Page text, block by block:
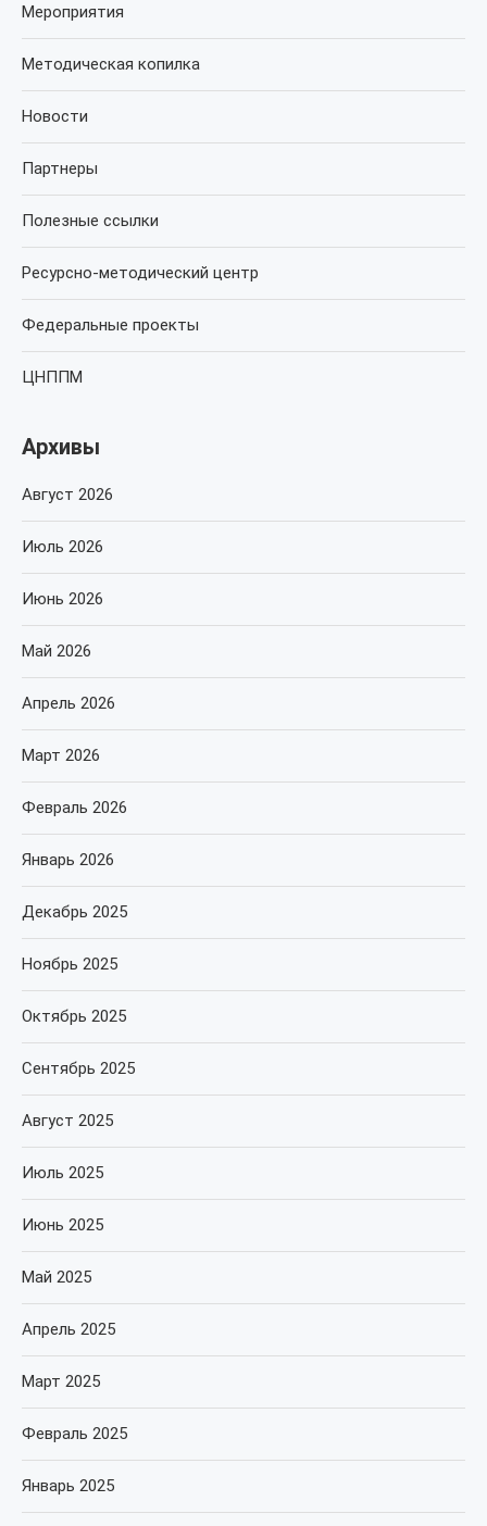
Мероприятия
Методическая копилка
Новости
Партнеры
Полезные ссылки
Ресурсно-методический центр
Федеральные проекты
ЦНППМ
Архивы
Август 2026
Июль 2026
Июнь 2026
Май 2026
Апрель 2026
Март 2026
Февраль 2026
Январь 2026
Декабрь 2025
Ноябрь 2025
Октябрь 2025
Сентябрь 2025
Август 2025
Июль 2025
Июнь 2025
Май 2025
Апрель 2025
Март 2025
Февраль 2025
Январь 2025